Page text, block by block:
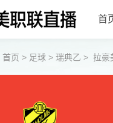
首
首页 > 足球 > 瑞典乙 > 拉豪